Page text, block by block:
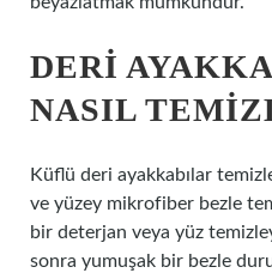
DERI
NASIL
Küflü deri ayakkabılar
ve yüzey mikrofiber bezle
bir deterjan veya yüz
sonra yumuşak bir bezle